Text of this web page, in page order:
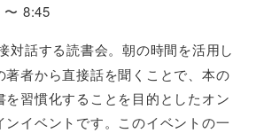
〜 8:45
対話する読書会。朝の時間を活用し
著者から直接話を聞くことで、本の
を習慣化することを目的としたオン
ンイベントです。このイベントの一